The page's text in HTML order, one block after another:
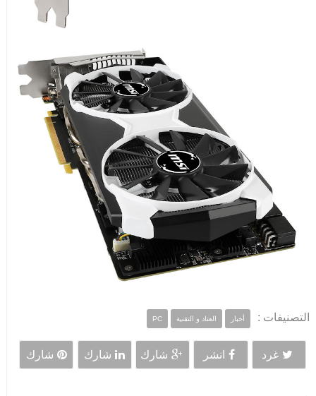
التصنيفات : أخبار العتاد و التقنية PC
غرد انشر شارك شارك شارك